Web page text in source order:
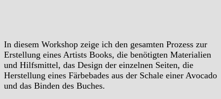
In diesem Workshop zeige ich den gesamten Prozess zur
Erstellung eines Artists Books, die benötigten Materialien
und Hilfsmittel, das Design der einzelnen Seiten, die
Herstellung eines Färbebades aus der Schale einer Avocado
und das Binden des Buches.